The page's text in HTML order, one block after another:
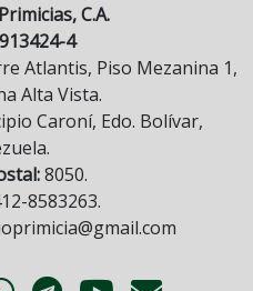
C.A.
4
Atlantis, Piso Mezanina 1,
Alta Vista.
Caroní, Edo. Bolívar,
8050.
8583263.